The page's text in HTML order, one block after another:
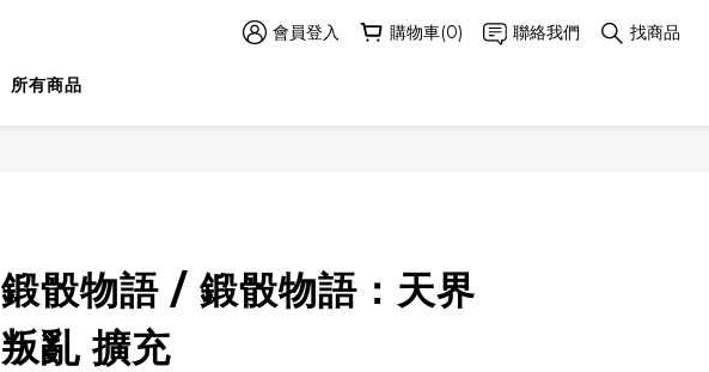
會員登入 購物車(0) 聯絡我們 找商品
所有商品
鍛骰物語 / 鍛骰物語：天界
叛亂 擴充